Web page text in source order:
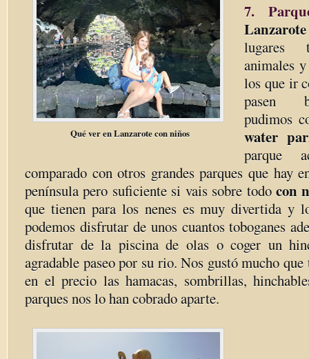
Qué ver en Lanzarote con niños
7.
Lanzarote
lugares
animales
los que ir
pasen
pudimos
water
parque
comparado con otros grandes parques que hay
península pero suficiente si vais sobre todo con
que tienen para los nenes es muy divertida y
podemos disfrutar de unos cuantos toboganes
disfrutar de la piscina de olas o coger un
agradable paseo por su rio. Nos gustó mucho
en el precio las hamacas, sombrillas,
parques nos lo han cobrado aparte.